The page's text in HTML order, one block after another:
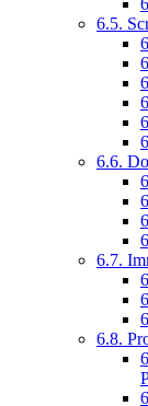
6.5.
6.6.
6.7.
6.8.